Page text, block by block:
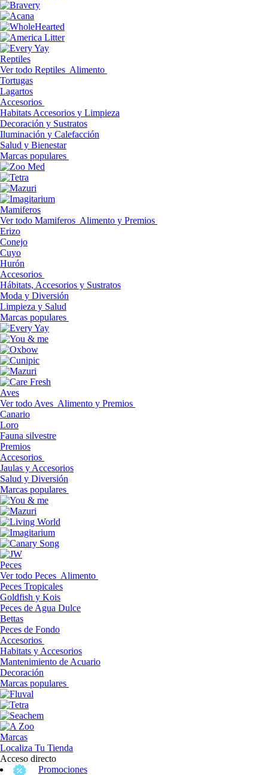
Reptiles
Ver todo Reptiles Alimento
Tortugas
Lagartos
Accesorios
Habitats Accesorios y Limpieza
Decoración y Sustratos
Iluminación y Calefacción
Salud y Bienestar
Marcas populares
Mamiferos
Ver todo Mamiferos Alimento y Premios
Erizo
Conejo
Cuyo
Hurón
Accesorios
Hábitats, Accesorios y Sustratos
Moda y Diversión
Limpieza y Salud
Marcas populares
Aves
Ver todo Aves Alimento y Premios
Canario
Loro
Fauna silvestre
Premios
Accesorios
Jaulas y Accesorios
Salud y Diversión
Marcas populares
Peces
Ver todo Peces Alimento
Peces Tropicales
Goldfish y Kois
Peces de Agua Dulce
Bettas
Peces de Fondo
Accesorios
Habitats y Accesorios
Mantenimiento de Acuario
Decoración
Marcas populares
Marcas
Localiza Tu Tienda
Acceso directo
Promociones